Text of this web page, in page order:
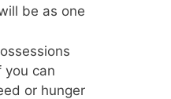
be as one
you can
or hunger